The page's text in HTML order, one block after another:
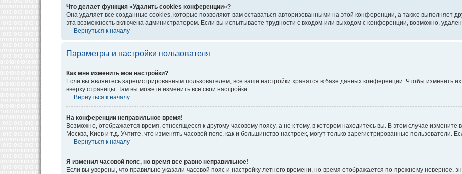
Что делает функция «Удалить cookies конференции»?
Она удаляет все созданные cookies, которые позволяют вам оставаться авторизованными на этой конференции, а также выполняет
эта возможность включена администратором. Если вы испытываете трудности с входом или выходом с конференции, возможно,
Вернуться к началу
Параметры и настройки пользователя
Как мне изменить мои настройки?
Если вы являетесь зарегистрированным пользователем, все ваши настройки хранятся в базе данных конференции. Чтобы изменить
вверху страницы. Там вы можете изменить все свои настройки.
Вернуться к началу
На конференции неправильное время!
Возможно, отображается время, относящееся к другому часовому поясу, а не к тому, в котором находитесь вы. В этом случае измените
Москва, Киев и т.д. Учтите, что изменять часовой пояс, как и большинство настроек, могут только зарегистрированные пользователи.
Вернуться к началу
Я изменил часовой пояс, но время все равно неправильное!
Если вы уверены, что правильно указали часовой пояс и настройку летнего времени, но время отображается по-прежнему неверное,